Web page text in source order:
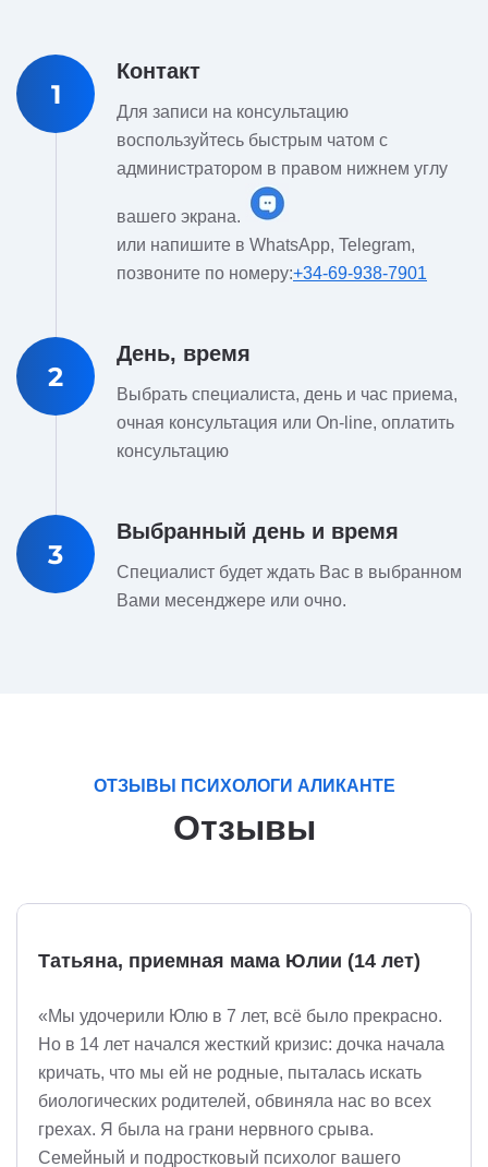
1
Контакт
Для записи на консультацию
воспользуйтесь быстрым чатом с
администратором в правом нижнем углу
вашего экрана.
или напишите в WhatsApp, Telegram,
позвоните по номеру:+34-69-938-7901
2
День, время
Выбрать специалиста, день и час приема,
очная консультация или On-line, оплатить
консультацию
3
Выбранный день и время
Специалист будет ждать Вас в выбранном
Вами месенджере или очно.
ОТЗЫВЫ ПСИХОЛОГИ АЛИКАНТЕ
Отзывы
Татьяна, приемная мама Юлии (14 лет)
«Мы удочерили Юлю в 7 лет, всё было прекрасно.
Но в 14 лет начался жесткий кризис: дочка начала
кричать, что мы ей не родные, пыталась искать
биологических родителей, обвиняла нас во всех
грехах. Я была на грани нервного срыва.
Семейный и подростковый психолог вашего